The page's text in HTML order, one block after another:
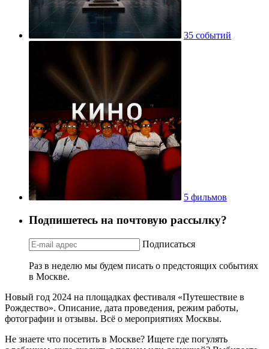
35 событий
5 фильмов
Подпишетесь на почтовую рассылку?
Подписаться
Раз в неделю мы будем писать о предстоящих событиях
в Москве.
Новый год 2024 на площадках фестиваля «Путешествие в
Рождество». Описание, дата проведения, режим работы,
фотографии и отзывы. Всё о мероприятиях Москвы.
Не знаете что посетить в Москве? Ищете где погулять